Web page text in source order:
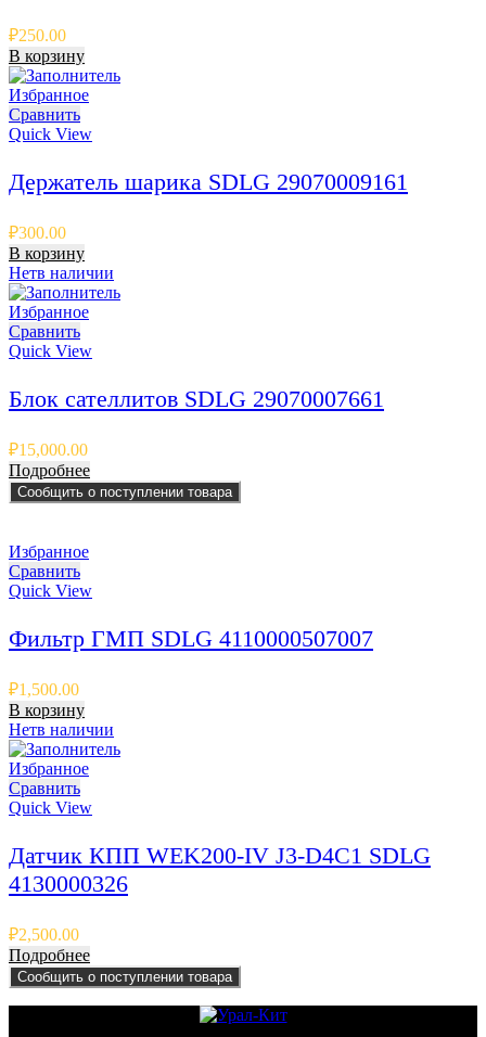
₽250.00
В корзину
Избранное
Сравнить
Quick View
Держатель шарика SDLG 29070009161
₽300.00
В корзину
Нетв наличии
Избранное
Сравнить
Quick View
Блок сателлитов SDLG 29070007661
₽15,000.00
Подробнее
Сообщить о поступлении товара
Избранное
Сравнить
Quick View
Фильтр ГМП SDLG 4110000507007
₽1,500.00
В корзину
Нетв наличии
Избранное
Сравнить
Quick View
Датчик КПП WEK200-IV J3-D4C1 SDLG
4130000326
₽2,500.00
Подробнее
Сообщить о поступлении товара